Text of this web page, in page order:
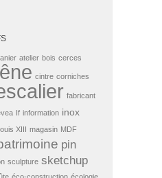
atelier bois cerces
cintre corniches
fabricant
If information inox
XIII magasin MDF
pin
sculpture sketchup